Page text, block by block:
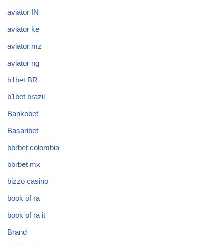
aviator IN
aviator ke
aviator mz
aviator ng
b1bet BR
b1bet brazil
Bankobet
Basaribet
bbrbet colombia
bbrbet mx
bizzo casino
book of ra
book of ra it
Brand